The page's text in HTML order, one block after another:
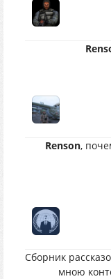
Renson,
Сборник
мною